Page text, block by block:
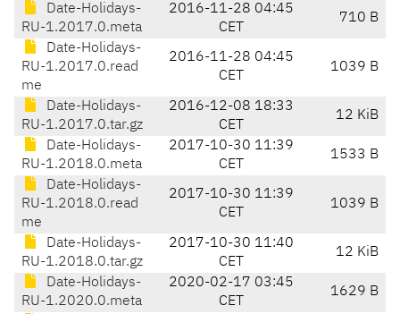
Date-Holidays-
RU-1.2017.0.meta
2016-11-28 04:45
CET
710 B
Date-Holidays-
RU-1.2017.0.read
me
2016-11-28 04:45
CET
1039 B
Date-Holidays-
RU-1.2017.0.tar.gz
2016-12-08 18:33
CET
12 KiB
Date-Holidays-
RU-1.2018.0.meta
2017-10-30 11:39
CET
1533 B
Date-Holidays-
RU-1.2018.0.read
me
2017-10-30 11:39
CET
1039 B
Date-Holidays-
RU-1.2018.0.tar.gz
2017-10-30 11:40
CET
12 KiB
Date-Holidays-
RU-1.2020.0.meta
2020-02-17 03:45
CET
1629 B